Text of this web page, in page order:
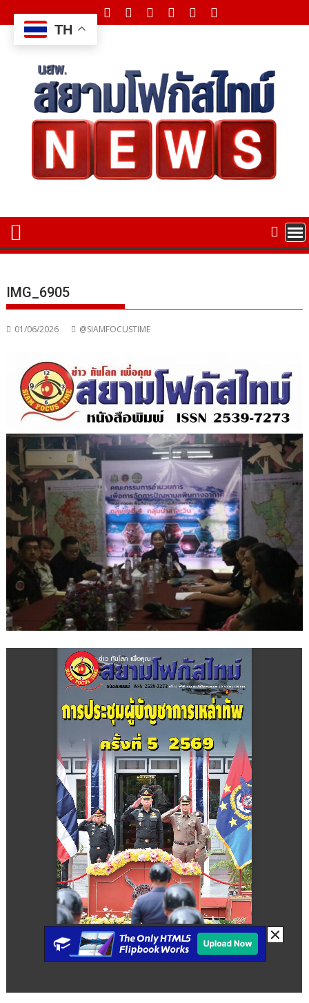
to
content
IMG_6905
01/06/2026 @SIAMFOCUSTIME
TH